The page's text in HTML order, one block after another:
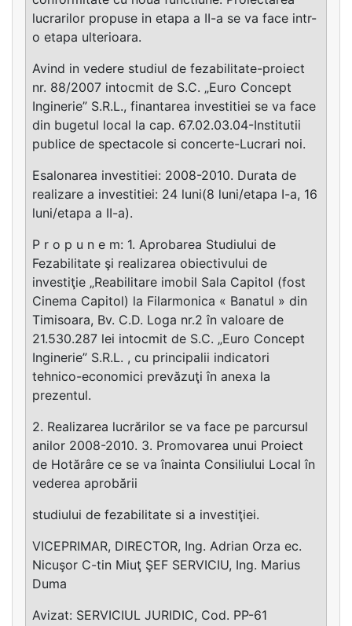
lucrarilor propuse in etapa a II-a se va face intr-
o etapa ulterioara.
Avind in vedere studiul de fezabilitate-proiect
nr. 88/2007 intocmit de S.C. „Euro Concept
Inginerie” S.R.L., finantarea investitiei se va face
din bugetul local la cap. 67.02.03.04-Institutii
publice de spectacole si concerte-Lucrari noi.
Esalonarea investitiei: 2008-2010. Durata de
realizare a investitiei: 24 luni(8 luni/etapa I-a, 16
luni/etapa a II-a).
P r o p u n e m: 1. Aprobarea Studiului de
Fezabilitate şi realizarea obiectivului de
investiţie „Reabilitare imobil Sala Capitol (fost
Cinema Capitol) la Filarmonica « Banatul » din
Timisoara, Bv. C.D. Loga nr.2 în valoare de
21.530.287 lei intocmit de S.C. „Euro Concept
Inginerie” S.R.L. , cu principalii indicatori
tehnico-economici prevăzuţi în anexa la
prezentul.
2. Realizarea lucrărilor se va face pe parcursul
anilor 2008-2010. 3. Promovarea unui Proiect
de Hotărâre ce se va înainta Consiliului Local în
vederea aprobării
studiului de fezabilitate si a investiţiei.
VICEPRIMAR, DIRECTOR, Ing. Adrian Orza ec.
Nicuşor C-tin Miuţ ŞEF SERVICIU, Ing. Marius
Duma
Avizat: SERVICIUL JURIDIC, Cod. PP-61